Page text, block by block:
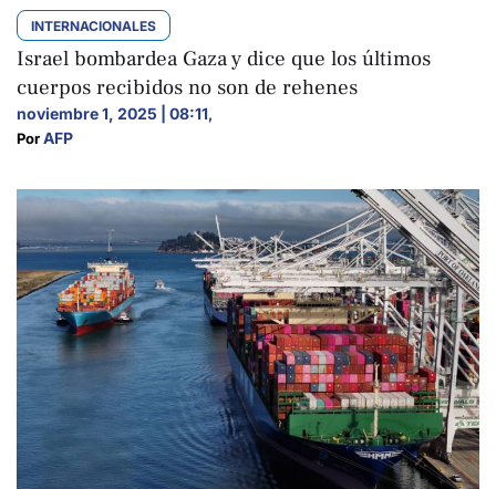
INTERNACIONALES
Israel bombardea Gaza y dice que los últimos
cuerpos recibidos no son de rehenes
noviembre 1, 2025 | 08:11,
Por AFP